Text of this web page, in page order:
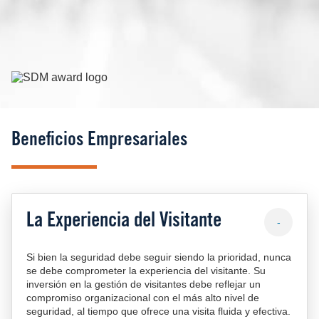
Image
Beneficios Empresariales
La Experiencia del Visitante -
Si bien la seguridad debe seguir siendo la prioridad, nunca
se debe comprometer la experiencia del visitante. Su
inversión en la gestión de visitantes debe reflejar un
compromiso organizacional con el más alto nivel de
seguridad, al tiempo que ofrece una visita fluida y efectiva.